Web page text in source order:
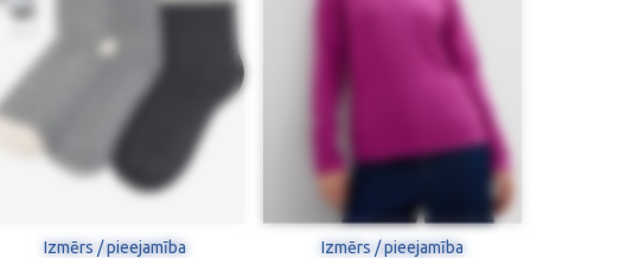
Izmērs / pieejamība Izmērs / pieejamība